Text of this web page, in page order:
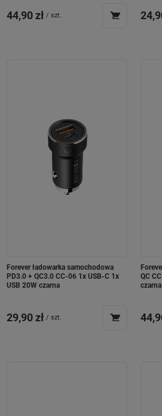
44,90 zł / szt.
Forever ładowarka samochodowa
PD3.0 + QC3.0 CC-06 1x USB-C 1x
USB 20W czarna
29,90 zł / szt.
QC